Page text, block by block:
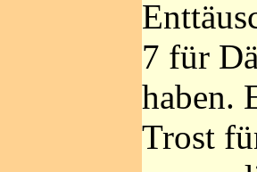
7 für
haben.
Trost